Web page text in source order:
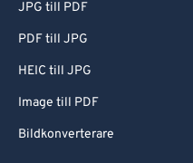
JPG till PDF
PDF till JPG
HEIC till JPG
Image till PDF
Bildkonverterare